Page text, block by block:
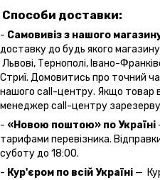
Способи доставки:
- Самовивіз з нашого
доставку до будь якого
Львові, Тернополі, Івано-
Стриї. Домовитись про точний
нашого call-центру. Якщо товар в
менеджер call-центру
- «Новою поштою» по Україні
тарифами перевізника.
суботу до 18:00.
- Кур'єром по всій Україні —